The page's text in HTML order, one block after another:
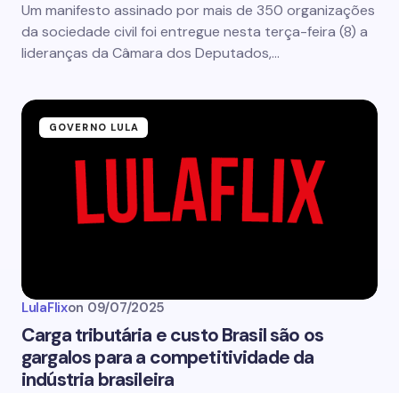
Um manifesto assinado por mais de 350 organizações
da sociedade civil foi entregue nesta terça-feira (8) a
lideranças da Câmara dos Deputados,…
GOVERNO LULA
LulaFlixon 09/07/2025
Carga tributária e custo Brasil são os
gargalos para a competitividade da
indústria brasileira